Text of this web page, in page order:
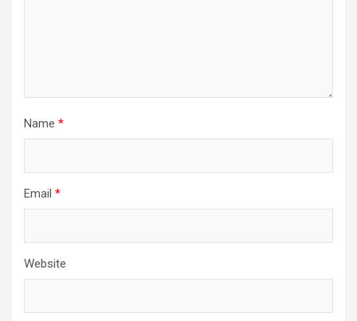
Name *
Email *
Website